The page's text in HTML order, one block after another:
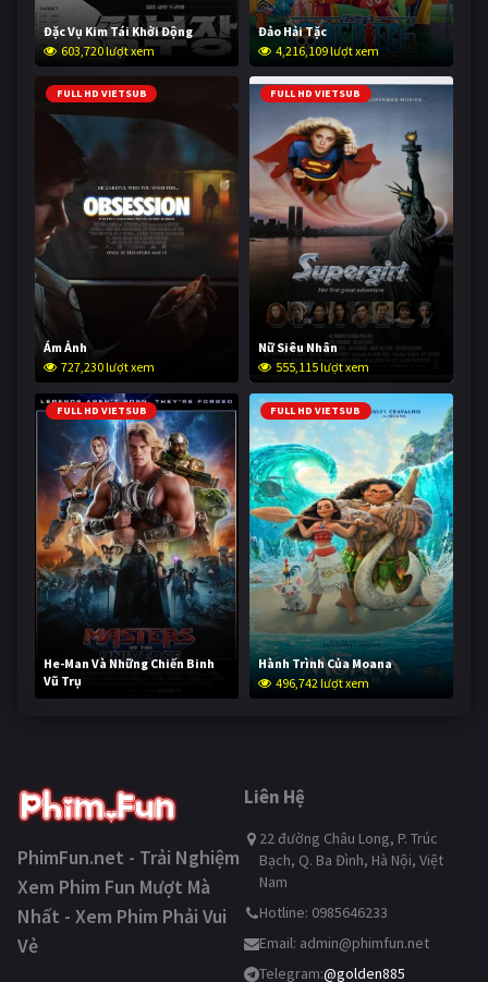
Đặc Vụ Kim Tái Khởi Động
603,720 lượt xem
Đảo Hải Tặc
4,216,109 lượt xem
FULL HD VIETSUB
Ám Ảnh
727,230 lượt xem
FULL HD VIETSUB
Nữ Siêu Nhân
555,115 lượt xem
FULL HD VIETSUB
He-Man Và Những Chiến Binh
Vũ Trụ
245,801 lượt xem
FULL HD VIETSUB
Hành Trình Của Moana
496,742 lượt xem
PhimFun.net - Trải Nghiệm
Xem Phim Fun Mượt Mà
Nhất - Xem Phim Phải Vui
Vẻ
Liên Hệ
22 đường Châu Long, P. Trúc
Bạch, Q. Ba Đình, Hà Nội, Việt
Nam
Hotline: 0985646233
Email: admin@phimfun.net
Telegram:@golden885